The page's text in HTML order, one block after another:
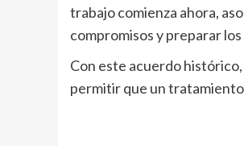
trabajo comienza ahora,
compromisos y preparar
Con este acuerdo histórico,
permitir que un tratamiento